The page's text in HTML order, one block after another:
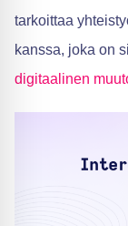
tarkoittaa
kanssa, joka on
digitaalinen